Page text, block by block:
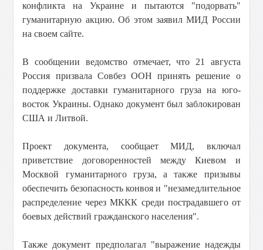
конфликта на Украине и пытаются "подорвать"
гуманитарную акцию. Об этом заявил МИД России
на своем сайте.
В сообщении ведомство отмечает, что 21 августа
Россия призвала Совбез ООН принять решение о
поддержке доставки гуманитарного груза на юго-
восток Украины. Однако документ был заблокирован
США и Литвой.
Проект документа, сообщает МИД, включал
приветствие договоренностей между Киевом и
Москвой гуманитарного груза, а также призывы
обеспечить безопасность конвоя и "незамедлительное
распределение через МККК среди пострадавшего от
боевых действий гражданского населения".
Также документ предполагал "выражение надежды